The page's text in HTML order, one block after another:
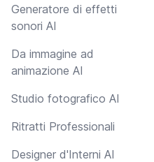
Generatore di effetti
sonori AI
Da immagine ad
animazione AI
Studio fotografico AI
Ritratti Professionali
Designer d'Interni AI